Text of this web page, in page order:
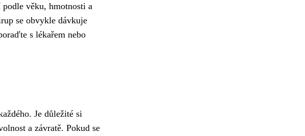
věku, hmotnosti a
se obvykle dávkuje
s lékařem nebo
Je důležité si
a závratě. Pokud se